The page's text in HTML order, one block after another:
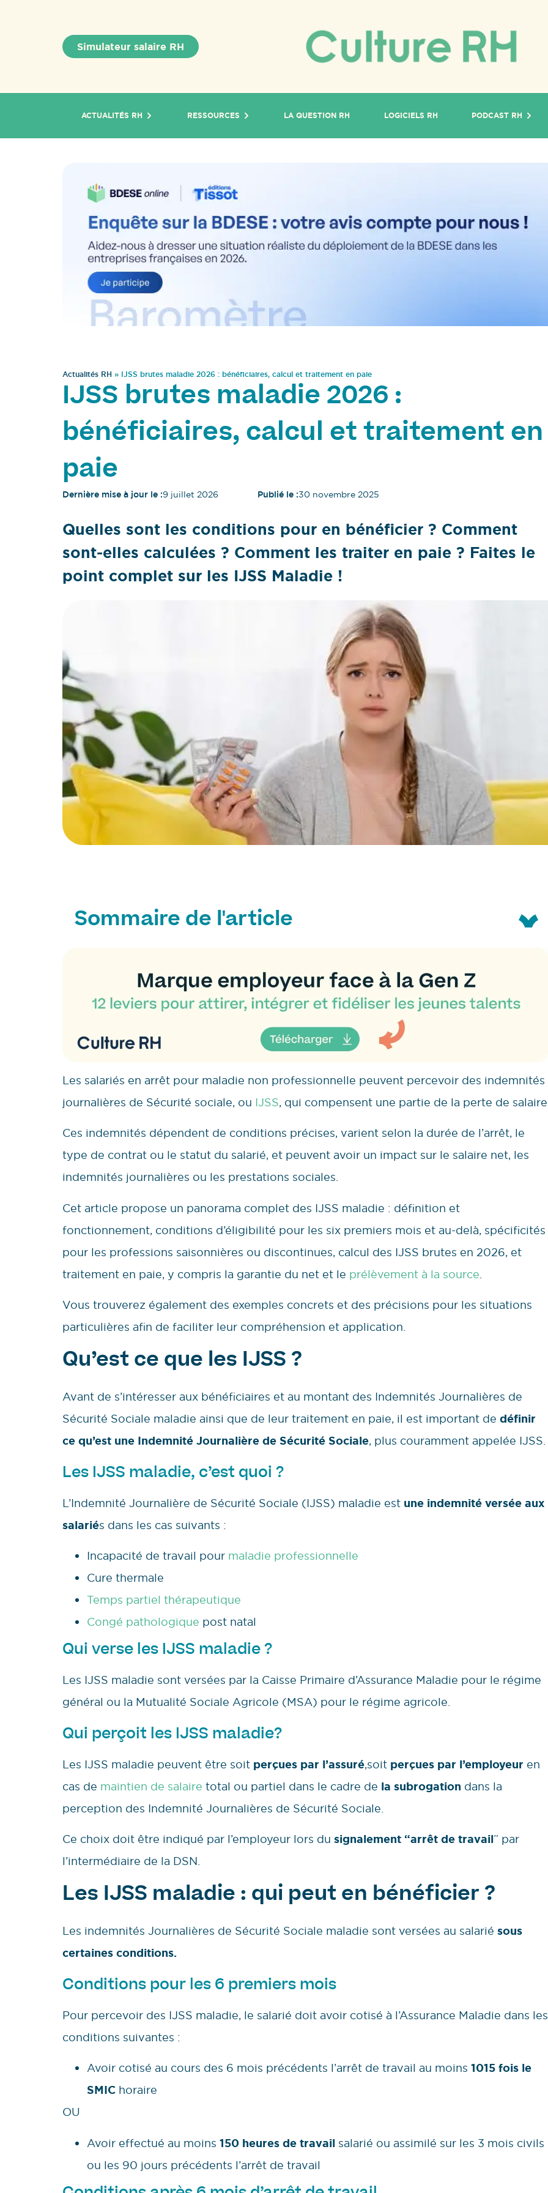
Simulateur salaire RH
ACTUALITÉS RH RESSOURCES LA QUESTION RH LOGICIELS RH PODCAST RH
Actualités RH » IJSS brutes maladie 2026 : bénéficiaires, calcul et traitement en paie
IJSS brutes maladie 2026 :
bénéficiaires, calcul et traitement en
paie
Dernière mise à jour le :9 juillet 2026 Publié le :30 novembre 2025
Quelles sont les conditions pour en bénéficier ? Comment
sont-elles calculées ? Comment les traiter en paie ? Faites le
point complet sur les IJSS Maladie !
Sommaire de l'article
Les salariés en arrêt pour maladie non professionnelle peuvent percevoir des indemnités
journalières de Sécurité sociale, ou IJSS, qui compensent une partie de la perte de
Ces indemnités dépendent de conditions précises, varient selon la durée de l’arrêt, le
type de contrat ou le statut du salarié, et peuvent avoir un impact sur le salaire net, les
indemnités journalières ou les prestations sociales.
Cet article propose un panorama complet des IJSS maladie : définition et
fonctionnement, conditions d’éligibilité pour les six premiers mois et au-delà, spécificités
pour les professions saisonnières ou discontinues, calcul des IJSS brutes en 2026, et
traitement en paie, y compris la garantie du net et le prélèvement à la source.
Vous trouverez également des exemples concrets et des précisions pour les situations
particulières afin de faciliter leur compréhension et application.
Qu’est ce que les IJSS ?
Avant de s’intéresser aux bénéficiaires et au montant des Indemnités Journalières de
Sécurité Sociale maladie ainsi que de leur traitement en paie, il est important de définir
ce qu’est une Indemnité Journalière de Sécurité Sociale, plus couramment appelée IJSS.
Les IJSS maladie, c’est quoi ?
L’Indemnité Journalière de Sécurité Sociale (IJSS) maladie est une indemnité versée aux
salariés dans les cas suivants :
Incapacité de travail pour maladie professionnelle
Cure thermale
Temps partiel thérapeutique
Congé pathologique post natal
Qui verse les IJSS maladie ?
Les IJSS maladie sont versées par la Caisse Primaire d’Assurance Maladie pour le régime
général ou la Mutualité Sociale Agricole (MSA) pour le régime agricole.
Qui perçoit les IJSS maladie?
Les IJSS maladie peuvent être soit perçues par l’assuré,soit perçues par l’employeur en
cas de maintien de salaire total ou partiel dans le cadre de la subrogation dans la
perception des Indemnité Journalières de Sécurité Sociale.
Ce choix doit être indiqué par l’employeur lors du signalement “arrêt de travail” par
l’intermédiaire de la DSN.
Les IJSS maladie : qui peut en bénéficier ?
Les indemnités Journalières de Sécurité Sociale maladie sont versées au salarié sous
certaines conditions.
Conditions pour les 6 premiers mois
Pour percevoir des IJSS maladie, le salarié doit avoir cotisé à l’Assurance Maladie dans les
conditions suivantes :
Avoir cotisé au cours des 6 mois précédents l’arrêt de travail au moins 1015 fois le
SMIC horaire
OU
Avoir effectué au moins 150 heures de travail salarié ou assimilé sur les 3 mois civils
ou les 90 jours précédents l’arrêt de travail